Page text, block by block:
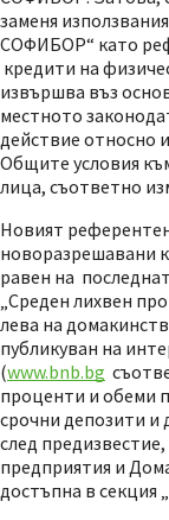
заменя
СОФИБОР“ като
кредити на
извършва въз
местното
действие относно
Общите условия
лица, съответно
Новият
новоразрешавани
равен на
„Среден лихвен
лева на
публикуван на
(www.bnb.bg
проценти и обеми
срочни депозити и
след
предприятия и
достъпна в секция